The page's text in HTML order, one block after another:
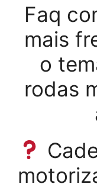
Faq
mais
o
rodas